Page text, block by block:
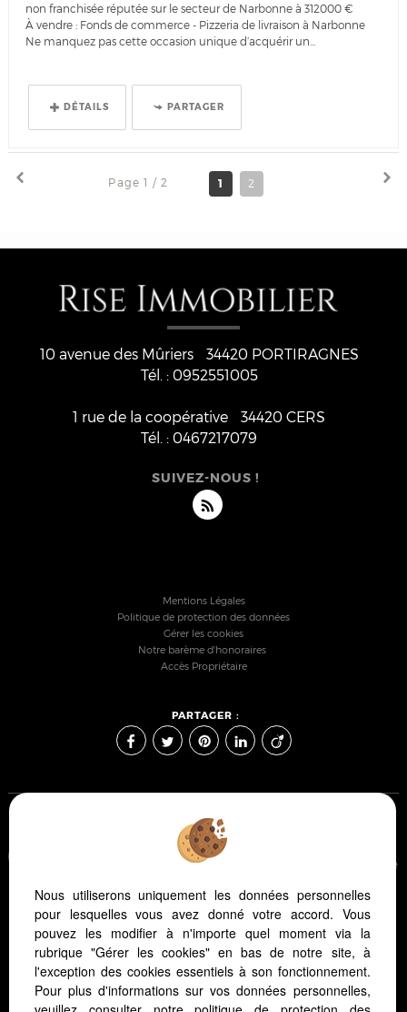
non franchisée réputée sur le secteur de Narbonne à 312000 €
À vendre : Fonds de commerce - Pizzeria de livraison à Narbonne
Ne manquez pas cette occasion unique d’acquérir un...
DÉTAILS PARTAGER
Page 1 / 2 1 2
10 avenue des Mûriers 34420 PORTIRAGNES
Tél. : 0952551005
1 rue de la coopérative
34420 CERS
Tél. : 0467217079
SUIVEZ-NOUS !
Mentions Légales
Politique de protection des données
Gérer les cookies
Notre barème d'honoraires
Accès Propriétaire
PARTAGER :
Afin de vous offrir un confort de lecture permanent, depuis
votre PC, votre tablette ou votre smartphone, notre site s'adapte
Logiciel immobilier Adapt Immo
Création site immobilier
Référencement site immobilier
Nous utiliserons uniquement les données personnelles
pour lesquelles vous avez donné votre accord. Vous
pouvez les modifier à n'importe quel moment via la
rubrique "Gérer les cookies" en bas de notre site, à
l'exception des cookies essentiels à son fonctionnement.
Pour plus d'informations sur vos données personnelles,